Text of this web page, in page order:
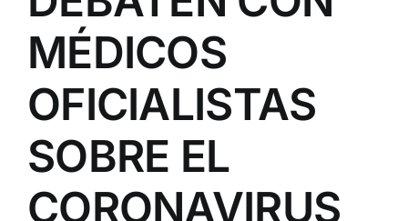
MÉDICOS
OFICIALISTAS
SOBRE EL
CORONAVIRUS